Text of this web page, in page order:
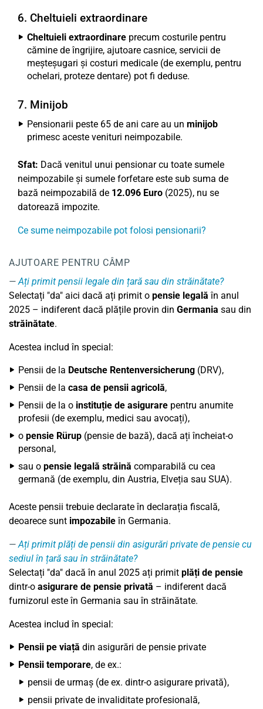
6. Cheltuieli extraordinare
Cheltuieli extraordinare precum costurile pentru
cămine de îngrijire, ajutoare casnice, servicii de
meșteșugari și costuri medicale (de exemplu, pentru
ochelari, proteze dentare) pot fi deduse.
7. Minijob
Pensionarii peste 65 de ani care au un minijob
primesc aceste venituri neimpozabile.
Sfat: Dacă venitul unui pensionar cu toate sumele
neimpozabile și sumele forfetare este sub suma de
bază neimpozabilă de 12.096 Euro (2025), nu se
datorează impozite.
Ce sume neimpozabile pot folosi pensionarii?
AJUTOARE PENTRU CÂMP
Ați primit pensii legale din țară sau din străinătate?
Selectați "da" aici dacă ați primit o pensie legală în anul
2025 – indiferent dacă plățile provin din Germania sau din
străinătate.
Acestea includ în special:
Pensii de la Deutsche Rentenversicherung (DRV),
Pensii de la casa de pensii agricolă,
Pensii de la o instituție de asigurare pentru anumite
profesii (de exemplu, medici sau avocați),
o pensie Rürup (pensie de bază), dacă ați încheiat-o
personal,
sau o pensie legală străină comparabilă cu cea
germană (de exemplu, din Austria, Elveția sau SUA).
Aceste pensii trebuie declarate în declarația fiscală,
deoarece sunt impozabileîn Germania.
Ați primit plăți de pensii din asigurări private de pensie cu
sediul în țară sau în străinătate?
Selectați "da" dacă în anul 2025 ați primit plăți de pensie
dintr-o asigurare de pensie privată – indiferent dacă
furnizorul este în Germania sau în străinătate.
Acestea includ în special:
Pensii pe viață din asigurări de pensie private
Pensii temporare, de ex.:
pensii de urmaș (de ex. dintr-o asigurare privată),
pensii private de invaliditate profesională,